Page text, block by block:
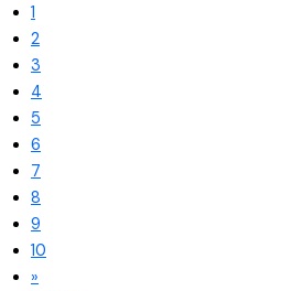
1
2
3
4
5
6
7
8
9
10
»